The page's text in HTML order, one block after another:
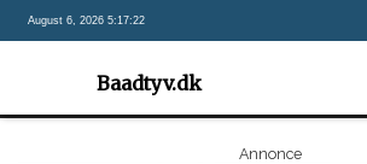
August 6, 2026 5:17:22
Baadtyv.dk
Annonce